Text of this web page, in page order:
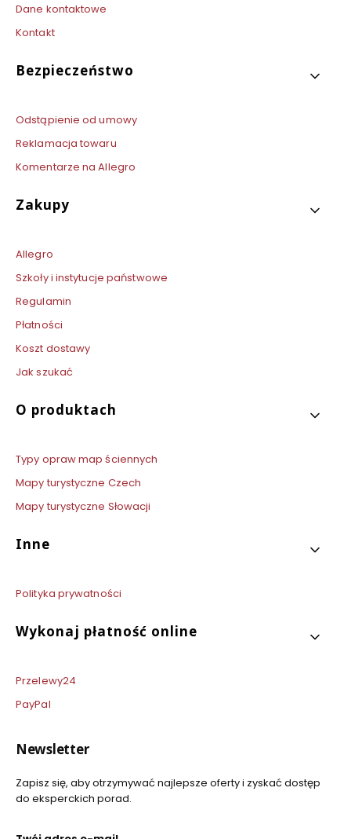
Dane kontaktowe
Kontakt
Bezpieczeństwo
Odstąpienie od umowy
Reklamacja towaru
Komentarze na Allegro
Zakupy
Allegro
Szkoły i instytucje państwowe
Regulamin
Płatności
Koszt dostawy
Jak szukać
O produktach
Typy opraw map ściennych
Mapy turystyczne Czech
Mapy turystyczne Słowacji
Inne
Polityka prywatności
Wykonaj płatność online
Przelewy24
PayPal
Newsletter
Zapisz się, aby otrzymywać najlepsze oferty i zyskać dostęp
do eksperckich porad.